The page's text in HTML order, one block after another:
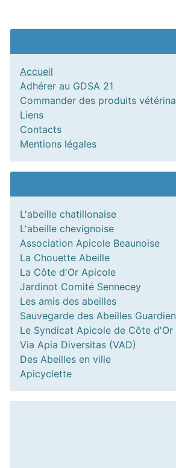
Accueil
Adhérer au GDSA 21
Commander des produits
Liens
Contacts
Mentions légales
L'abeille chatillonaise
L'abeille chevignoise
Association Apicole Beaunoise
La Chouette Abeille
La Côte d'Or Apicole
Jardinot Comité Sennecey
Les amis des abeilles
Sauvegarde des Abeilles
Le Syndicat Apicole de Côte d'Or
Via Apia Diversitas (VAD)
Des Abeilles en ville
Apicyclette